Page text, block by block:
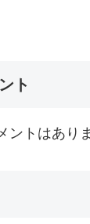
ト
ントはあり